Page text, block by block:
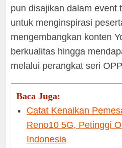
pun disajikan dalam event
untuk menginspirasi
mengembangkan konten
berkualitas hingga
melalui perangkat seri
Baca Juga:
Catat Kenaikan
Reno10 5G, Petinggi
Indonesia